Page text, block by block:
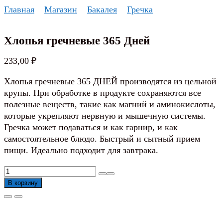
Перейти
Главная Магазин Бакалея Гречка
Хлопья гречневые 365 Дней
233,00 ₽
Хлопья гречневые 365 ДНЕЙ производятся из цельной
крупы. При обработке в продукте сохраняются все
полезные веществ, такие как магний и аминокислоты,
которые укрепляют нервную и мышечную системы.
Гречка может подаваться и как гарнир, и как
самостоятельное блюдо. Быстрый и сытный прием
пищи. Идеально подходит для завтрака.
Количество
товара
Хлопья
В корзину